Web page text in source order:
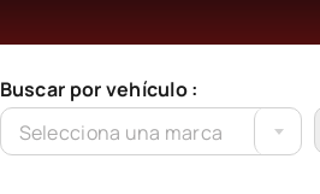
Buscar por vehículo :
Selecciona una marca